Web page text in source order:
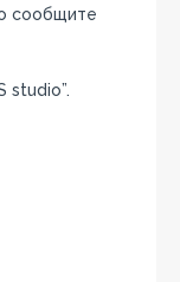
сообщите
studio”.